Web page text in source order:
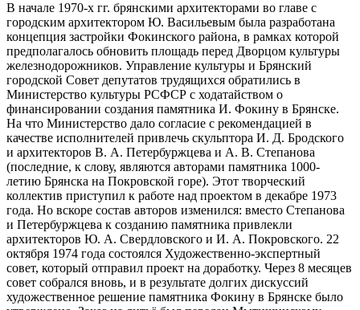
В начале 1970-х гг. брянскими архитекторами во главе с
городским архитектором Ю. Васильевым была разработана
концепция застройки Фокинского района, в рамках которой
предполагалось обновить площадь перед Дворцом культуры
железнодорожников. Управление культуры и Брянский
городской Совет депутатов трудящихся обратились в
Министерство культуры РСФСР с ходатайством о
финансировании создания памятника И. Фокину в Брянске.
На что Министерство дало согласие с рекомендацией в
качестве исполнителей привлечь скульптора И. Д. Бродского
и архитекторов В. А. Петербуржцева и А. В. Степанова
(последние, к слову, являются авторами памятника 1000-
летию Брянска на Покровской горе). Этот творческий
коллектив приступил к работе над проектом в декабре 1973
года. Но вскоре состав авторов изменился: вместо Степанова
и Петербуржцева к созданию памятника привлекли
архитекторов Ю. А. Свердловского и И. А. Покровского. 22
октября 1974 года состоялся Художественно-экспертный
совет, который отправил проект на доработку. Через 8 месяцев
совет собрался вновь, и в результате долгих дискуссий
художественное решение памятника Фокину в Брянске было